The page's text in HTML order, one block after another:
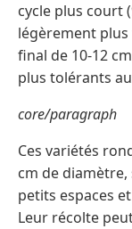
cycle plus court
légèrement
final de 10-12
plus tolérants
core/paragraph
Ces variétés
cm de
petits espaces
Leur récolte